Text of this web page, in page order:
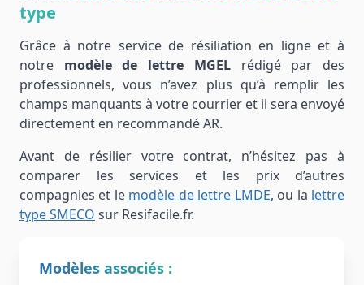
type
Grâce à notre service de résiliation en ligne et à
notre modèle de lettre MGELrédigé par des
professionnels, vous n’avez plus qu’à remplir les
champs manquants à votre courrier et il sera envoyé
directement en recommandé AR.
Avant de résilier votre contrat, n’hésitez pas à
comparer les services et les prix d’autres
compagnies et le modèle de lettre LMDE, ou la lettre
type SMECO sur Resifacile.fr.
Modèles associés :